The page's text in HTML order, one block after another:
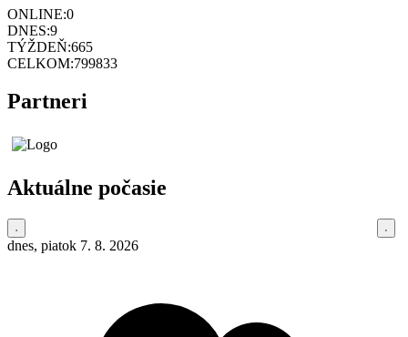
ONLINE:0
DNES:9
TÝŽDEŇ:665
CELKOM:799833
Partneri
Aktuálne počasie
dnes, piatok 7. 8. 2026